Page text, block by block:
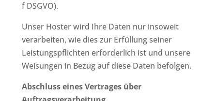
f DSGVO).
Unser Hoster wird Ihre Daten nur insoweit
verarbeiten, wie dies zur Erfüllung seiner
Leistungspflichten erforderlich ist und unsere
Weisungen in Bezug auf diese Daten befolgen.
Abschluss eines Vertrages über